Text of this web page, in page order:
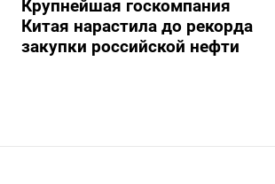
Крупнейшая госкомпания
Китая нарастила до рекорда
закупки российской нефти